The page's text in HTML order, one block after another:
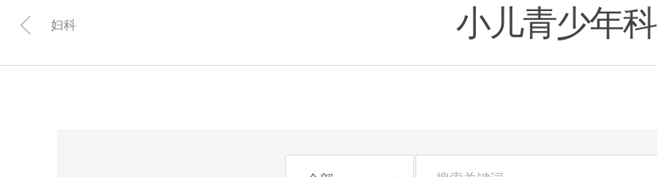
妇科 小儿青少年科